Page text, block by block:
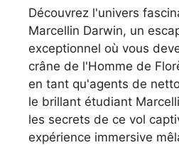
Découvrez l'univers
Marcellin Darwin, un
exceptionnel où vous
crâne de l'Homme de
en tant qu'agents de
le brillant étudiant
les secrets de ce vol
expérience immersive